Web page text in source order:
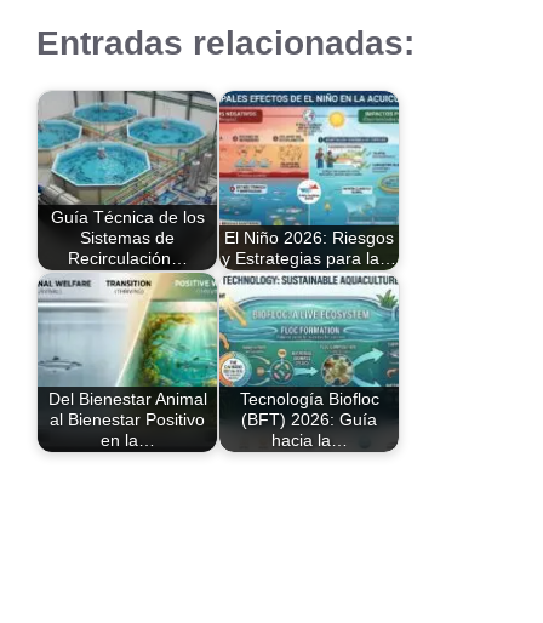
Entradas relacionadas:
Guía Técnica de los
Sistemas de
Recirculación…
El Niño 2026: Riesgos
y Estrategias para la…
Del Bienestar Animal
al Bienestar Positivo
en la…
Tecnología Biofloc
(BFT) 2026: Guía
hacia la…